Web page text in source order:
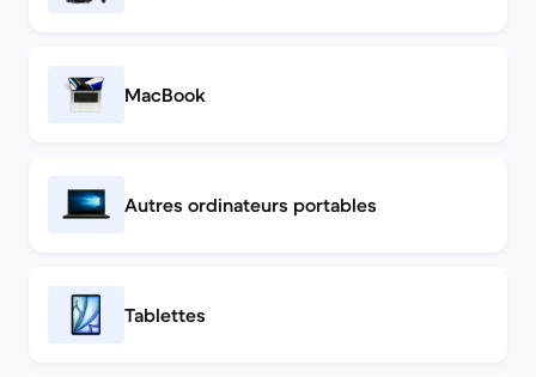
MacBook
Autres ordinateurs portables
Tablettes